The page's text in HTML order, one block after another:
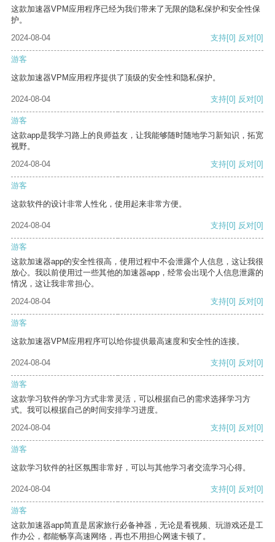
这款加速器VPM应用程序已经为我们带来了无限的隐私保护和安全性保
护。
2024-08-04
支持[0] 反对[0]
游客
这款加速器VPM应用程序提供了顶级的安全性和隐私保护。
2024-08-04 支持[0] 反对[0]
游客
这款app是我学习路上的良师益友，让我能够随时随地学习新知识，拓宽
视野。
2024-08-04
支持[0] 反对[0]
游客
这款软件的设计非常人性化，使用起来非常方便。
2024-08-04 支持[0] 反对[0]
游客
这款加速器app的安全性很高，使用过程中不会泄露个人信息，这让我很
放心。我以前使用过一些其他的加速器app，经常会出现个人信息泄露的
情况，这让我非常担心。
2024-08-04
支持[0] 反对[0]
游客
这款加速器VPM应用程序可以给你提供最高速度和安全性的连接。
2024-08-04 支持[0] 反对[0]
游客
这款学习软件的学习方式非常灵活，可以根据自己的需求选择学习方
式。我可以根据自己的时间安排学习进度。
2024-08-04
支持[0] 反对[0]
游客
这款学习软件的社区氛围非常好，可以与其他学习者交流学习心得。
2024-08-04 支持[0] 反对[0]
游客
这款加速器app简直是居家旅行必备神器，无论是看视频、玩游戏还是工
作办公，都能畅享高速网络，再也不用担心网速卡顿了。